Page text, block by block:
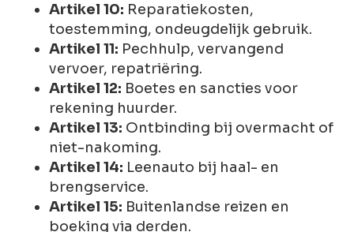
Artikel 10: Reparatiekosten,
toestemming, ondeugdelijk gebruik.
Artikel 11: Pechhulp, vervangend
vervoer, repatriëring.
Artikel 12: Boetes en sancties voor
rekening huurder.
Artikel 13: Ontbinding bij overmacht of
niet-nakoming.
Artikel 14: Leenauto bij haal- en
brengservice.
Artikel 15: Buitenlandse reizen en
boeking via derden.